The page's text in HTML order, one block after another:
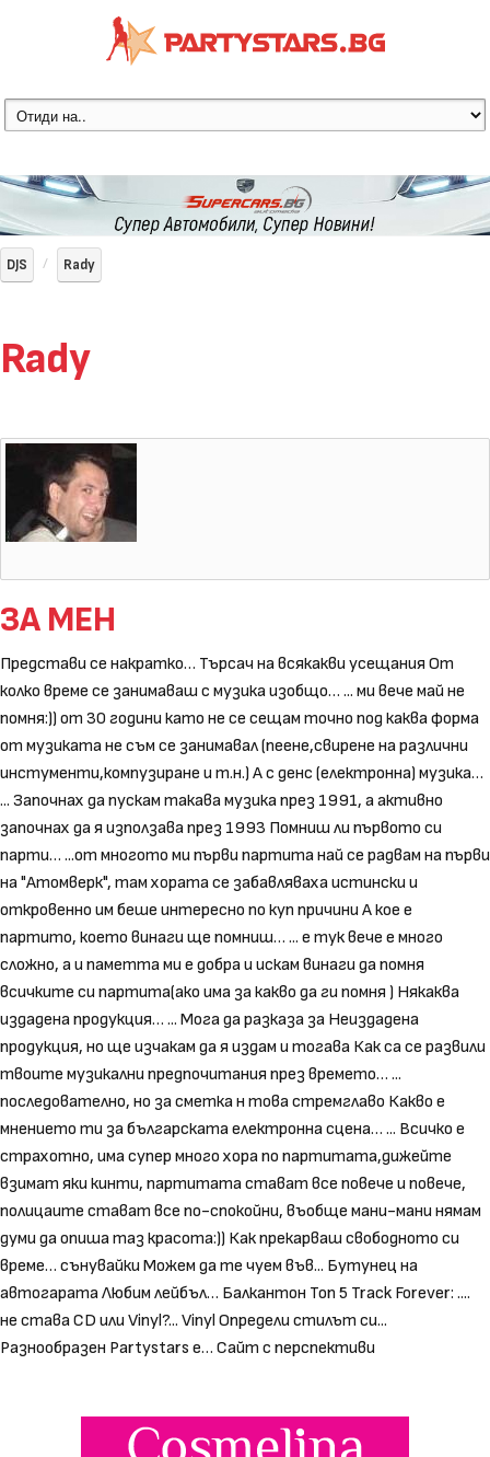
DJS Rady
Rady
ЗА МЕН
Представи се накратко… Търсач на всякакви усещания От
колко време се занимаваш с музика изобщо… ... ми вече май не
помня:)) от 30 години като не се сещам точно под каква форма
от музиката не съм се занимавал (пеене,свирене на различни
инстументи,компузиране и т.н.) А с денс (електронна) музика…
... Започнах да пускам такава музика през 1991, а активно
започнах да я използава през 1993 Помниш ли първото си
парти… ...от многото ми първи партита най се радвам на първи
на "Атомверк", там хората се забавляваха истински и
откровенно им беше интересно по куп причини А кое е
партито, което винаги ще помниш… ... е тук вече е много
сложно, а и паметта ми е добра и искам винаги да помня
всичките си партита(ако има за какво да ги помня ) Някаква
издадена продукция… ... Мога да разказа за Неиздадена
продукция, но ще изчакам да я издам и тогава Как са се развили
твоите музикални предпочитания през времето… ...
последователно, но за сметка н това стремглаво Какво е
мнението ти за българската електронна сцена… ... Всичко е
страхотно, има супер много хора по партитата,дижейте
взимат яки кинти, партитата стават все повече и повече,
полицаите стават все по-спокойни, въобще мани-мани нямам
думи да опиша таз красота:)) Как прекарваш свободното си
време… сънувайки Можем да те чуем във... Бутунец на
автогарата Любим лейбъл… Балкантон Ton 5 Track Forever: ....
не става CD или Vinyl?... Vinyl Определи стилът си...
Разнообразен Partystars e… Сайт с перспективи